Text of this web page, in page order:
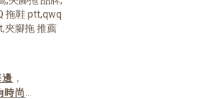
，
時尚